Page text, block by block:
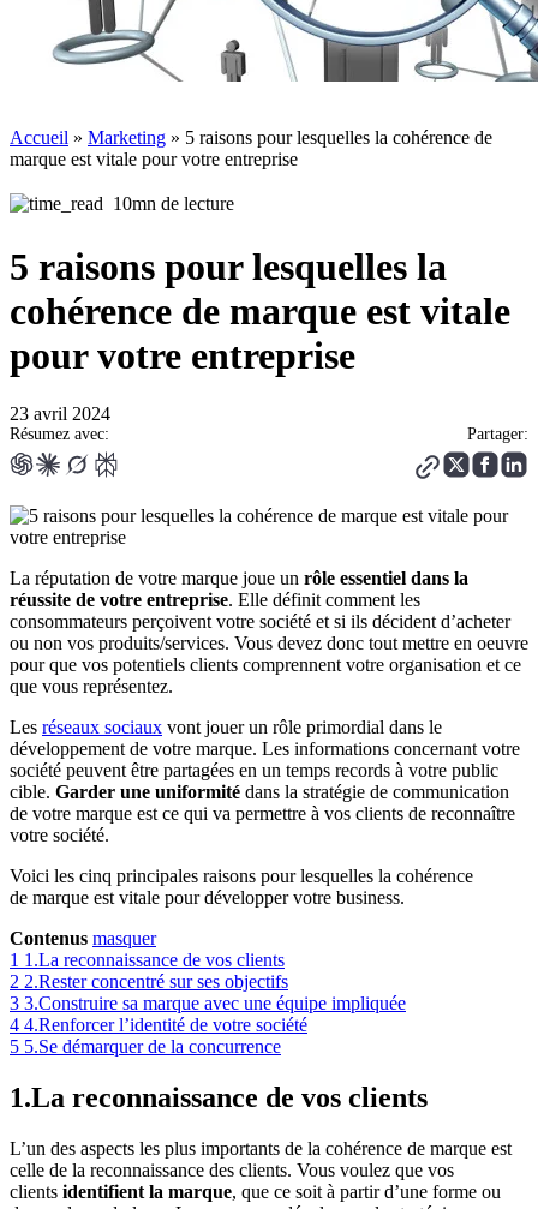
Accueil » Marketing » 5 raisons pour lesquelles la cohérence de
marque est vitale pour votre entreprise
10mn de lecture
5 raisons pour lesquelles la
cohérence de marque est vitale
pour votre entreprise
23 avril 2024
Résumez avec: Partager:
La réputation de votre marque joue un rôle essentiel dans la
réussite de votre entreprise. Elle définit comment les
consommateurs perçoivent votre société et si ils décident d’acheter
ou non vos produits/services. Vous devez donc tout mettre en oeuvre
pour que vos potentiels clients comprennent votre organisation et ce
que vous représentez.
Les réseaux sociaux vont jouer un rôle primordial dans le
développement de votre marque. Les informations concernant votre
société peuvent être partagées en un temps records à votre public
cible. Garder une uniformité dans la stratégie de communication
de votre marque est ce qui va permettre à vos clients de reconnaître
votre société.
Voici les cinq principales raisons pour lesquelles la cohérence
de marque est vitale pour développer votre business.
Contenus masquer
1 1.La reconnaissance de vos clients
2 2.Rester concentré sur ses objectifs
3 3.Construire sa marque avec une équipe impliquée
4 4.Renforcer l’identité de votre société
5 5.Se démarquer de la concurrence
1.La reconnaissance de vos clients
L’un des aspects les plus importants de la cohérence de marque est
celle de la reconnaissance des clients. Vous voulez que vos
clients identifient la marque, que ce soit à partir d’une forme ou